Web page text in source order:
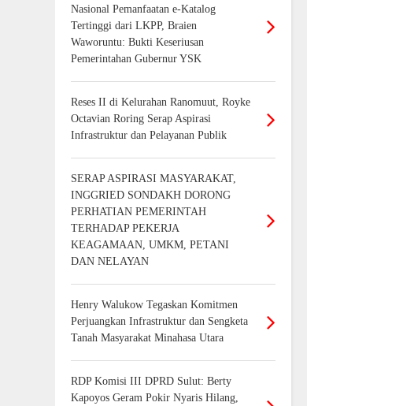
Nasional Pemanfaatan e-Katalog
Tertinggi dari LKPP, Braien
Waworuntu: Bukti Keseriusan
Pemerintahan Gubernur YSK
Reses II di Kelurahan Ranomuut, Royke
Octavian Roring Serap Aspirasi
Infrastruktur dan Pelayanan Publik
SERAP ASPIRASI MASYARAKAT,
INGGRIED SONDAKH DORONG
PERHATIAN PEMERINTAH
TERHADAP PEKERJA
KEAGAMAAN, UMKM, PETANI
DAN NELAYAN
Henry Walukow Tegaskan Komitmen
Perjuangkan Infrastruktur dan Sengketa
Tanah Masyarakat Minahasa Utara
RDP Komisi III DPRD Sulut: Berty
Kapoyos Geram Pokir Nyaris Hilang,